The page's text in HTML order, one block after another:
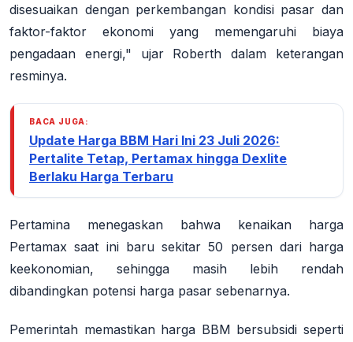
disesuaikan dengan perkembangan kondisi pasar dan
faktor-faktor ekonomi yang memengaruhi biaya
pengadaan energi," ujar Roberth dalam keterangan
resminya.
BACA JUGA:
Update Harga BBM Hari Ini 23 Juli 2026:
Pertalite Tetap, Pertamax hingga Dexlite
Berlaku Harga Terbaru
Pertamina menegaskan bahwa kenaikan harga
Pertamax saat ini baru sekitar 50 persen dari harga
keekonomian, sehingga masih lebih rendah
dibandingkan potensi harga pasar sebenarnya.
Pemerintah memastikan harga BBM bersubsidi seperti